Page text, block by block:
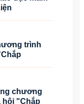
trình
chương
hội "Chắp